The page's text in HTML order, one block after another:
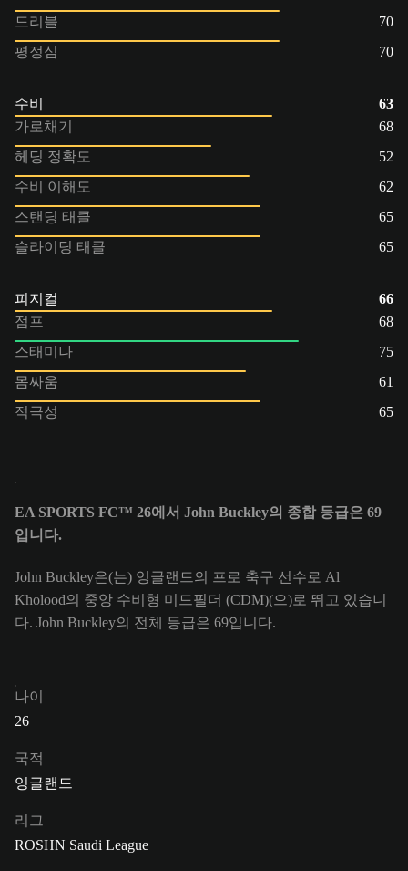
드리블
70
평정심
70
수비
63
가로채기
68
헤딩 정확도
52
수비 이해도
62
스탠딩 태클
65
슬라이딩 태클
65
피지컬
66
점프
68
스태미나
75
몸싸움
61
적극성
65
EA SPORTS FC™ 26에서 John Buckley의 종합 등급은 69
입니다.
John Buckley은(는) 잉글랜드의 프로 축구 선수로 Al
Kholood의 중앙 수비형 미드필더 (CDM)(으)로 뛰고 있습니
다. John Buckley의 전체 등급은 69입니다.
나이
26
국적
잉글랜드
리그
ROSHN Saudi League